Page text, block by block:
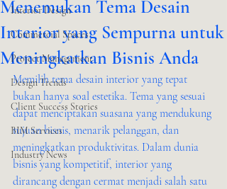
Interior Design
Commercial Spaces
Project Management
Design Trends
Client Success Stories
BIM Services
Industry News
Menemukan Tema Desain
Interior yang Sempurna untuk
Meningkatkan Bisnis Anda
Memilih tema desain interior yang tepat
bukan hanya soal estetika. Tema yang sesuai
dapat menciptakan suasana yang mendukung
tujuan bisnis, menarik pelanggan, dan
meningkatkan produktivitas. Dalam dunia
bisnis yang kompetitif, interior yang
dirancang dengan cermat menjadi salah satu